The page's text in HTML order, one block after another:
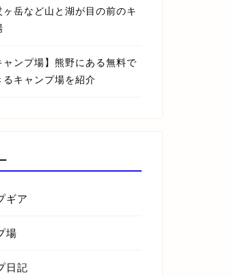
ヶ岳など山と湖が目の前のキ
ャンプ場】熊野にある無料で
るキャンプ場を紹介
ギア
場
日記